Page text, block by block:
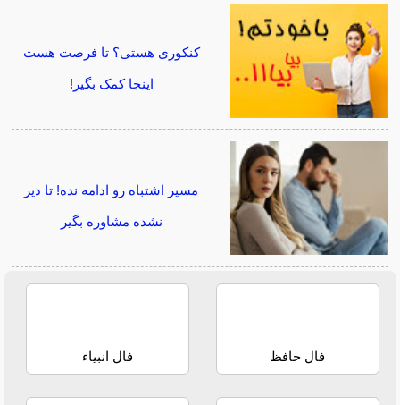
کنکوری هستی؟ تا فرصت هست
اینجا کمک بگیر!
مسیر اشتباه رو ادامه نده! تا دیر
نشده مشاوره بگیر
فال حافظ فال انبیاء